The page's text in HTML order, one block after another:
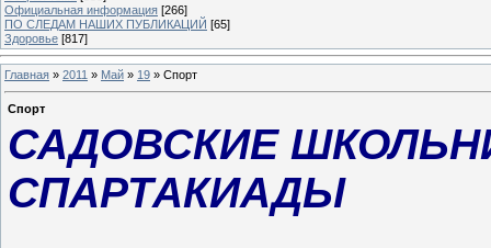
Официальная информация [266]
ПО СЛЕДАМ НАШИХ ПУБЛИКАЦИЙ [65]
Здоровье [817]
Главная » 2011 » Май » 19 » Спорт
Спорт
САДОВСКИЕ
СПАРТАКИАДЫ